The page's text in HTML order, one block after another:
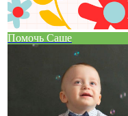
Помочь Саше